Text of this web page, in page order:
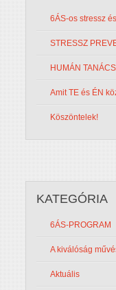
6ÁS-os stressz
STRESSZ
HUMÁN
Amit TE és ÉN
Köszöntelek!
KATEGÓRIA
6ÁS-PROGRAM
A kiválóság
Aktuális